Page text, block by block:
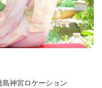
神宮ロケーション